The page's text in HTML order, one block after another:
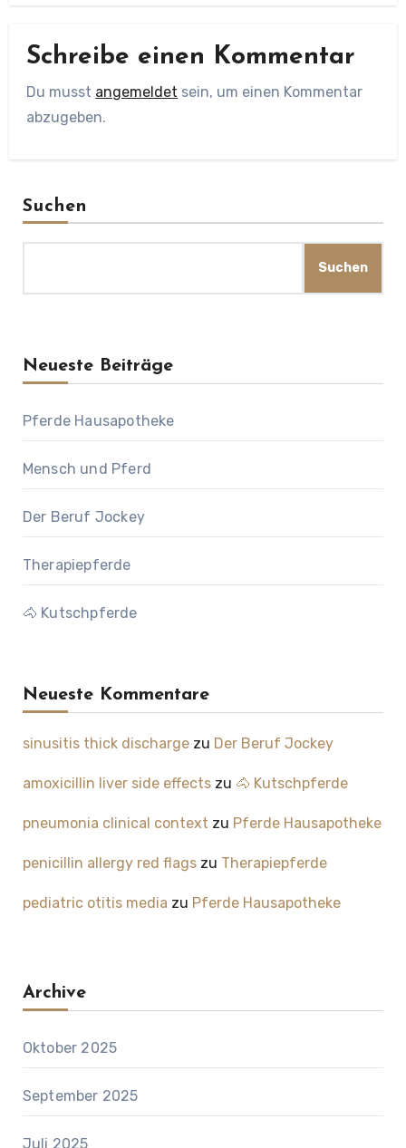
Schreibe einen Kommentar
Du musst angemeldet sein, um einen Kommentar
abzugeben.
Suchen
Suchen
Neueste Beiträge
Pferde Hausapotheke
Mensch und Pferd
Der Beruf Jockey
Therapiepferde
🐴 Kutschpferde
Neueste Kommentare
sinusitis thick dischargezu Der Beruf Jockey
amoxicillin liver side effectszu 🐴 Kutschpferde
pneumonia clinical context zu Pferde Hausapotheke
penicillin allergy red flagszu Therapiepferde
pediatric otitis media zu Pferde Hausapotheke
Archive
Oktober 2025
September 2025
Juli 2025